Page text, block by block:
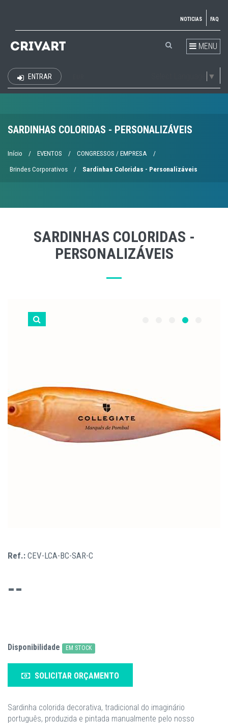
NOTICIAS FAQ
MENU
▼
ENTRAR
SARDINHAS COLORIDAS - PERSONALIZÁVEIS
Início / EVENTOS / CONGRESSOS / EMPRESA /
Brindes Corporativos / Sardinhas Coloridas - Personalizáveis
SARDINHAS COLORIDAS -
PERSONALIZÁVEIS
Ref.: CEV-LCA-BC-SAR-C
--
Disponibilidade EM STOCK
SOLICITAR ORÇAMENTO
Sardinha colorida decorativa, tradicional do imaginário
português, produzida e pintada manualmente pelo nosso